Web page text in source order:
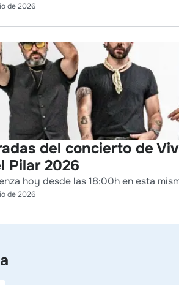
de 2026
del concierto de
Pilar 2026
hoy desde las 18:00h en esta
de 2026